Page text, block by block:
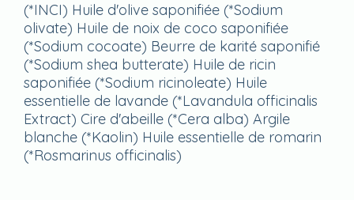
(*INCI)​ Huile d'olive saponifiée (*Sodium
olivate) Huile de noix de coco saponifiée
(*Sodium cocoate) Beurre de karité saponifié
(*Sodium shea butterate) Huile de ricin
saponifiée (*Sodium ricinoleate) Huile
essentielle de lavande (*Lavandula officinalis
Extract) Cire d'abeille (*Cera alba) Argile
blanche (*Kaolin) Huile essentielle de romarin
(*Rosmarinus officinalis)